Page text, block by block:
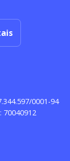
0001-94
70040912